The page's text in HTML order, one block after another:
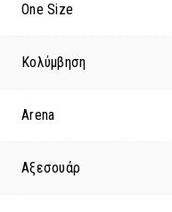
One Size
Κολύμβηση
Arena
Αξεσουάρ